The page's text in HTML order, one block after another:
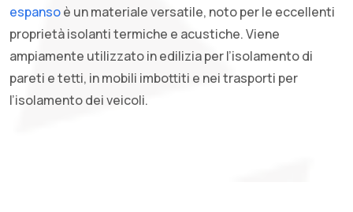
espansoè un materiale versatile, noto per le eccellenti
proprietà isolanti termiche e acustiche. Viene
ampiamente utilizzato in edilizia per l’isolamento di
pareti e tetti, in mobili imbottiti e nei trasporti per
l’isolamento dei veicoli.